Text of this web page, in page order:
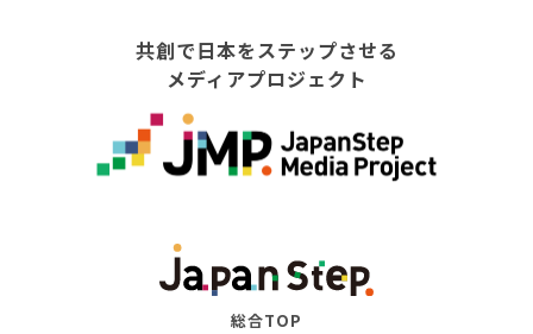
共創で日本をステップさせる
メディアプロジェクト
総合TOP